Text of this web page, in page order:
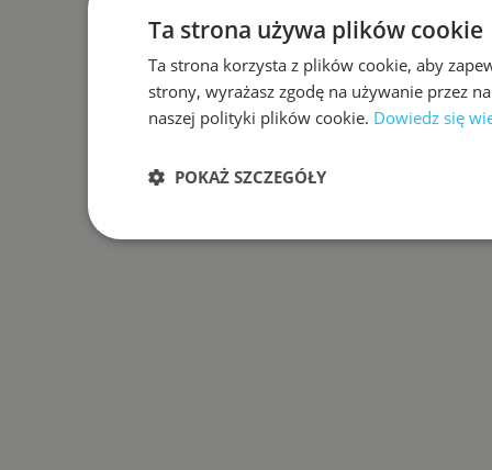
Ta strona używa plików cookie
Ta strona korzysta z plików cookie, aby
strony, wyrażasz zgodę na używanie przez
naszej polityki plików cookie. Dowiedz się
POKAŻ SZCZEGÓŁY